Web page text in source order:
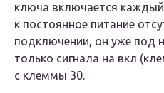
ключа включается каждый
к постоянное питание
подключении, он уже под
только сигнала на вкл
с клеммы 30.